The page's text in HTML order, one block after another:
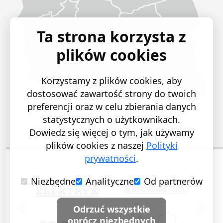
POPRZEDNI SLAJD
Ta strona korzysta z
plików cookies
Korzystamy z plików cookies, aby
dostosować zawartość strony do twoich
preferencji oraz w celu zbierania danych
statystycznych o użytkownikach.
Dowiedz się więcej o tym, jak używamy
plików cookies z naszej Polityki
prywatności.
Niezbędne
Analityczne Od partnerów
Odrzuć wszystkie
oprócz niezbędnych